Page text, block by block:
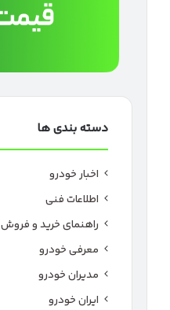
دسته بندی ها
اخبار خودرو
اطلاعات فنی
راهنمای خرید و فروش
معرفی خودرو
مدیران خودرو
ایران خودرو